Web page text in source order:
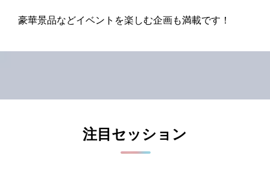
豪華景品などイベントを楽しむ企画も満載です！
注目セッション